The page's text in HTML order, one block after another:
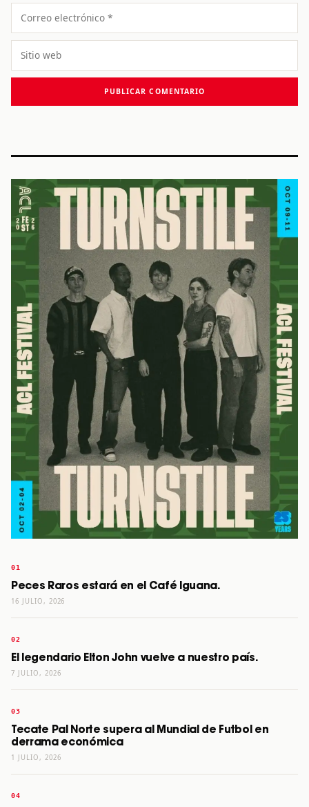
Correo
electrónico
Sitio
web
Peces Raros estará en el Café Iguana.
16 JULIO, 2026
El legendario Elton John vuelve a nuestro país.
7 JULIO, 2026
Tecate Pal Norte supera al Mundial de Futbol en
derrama económica
1 JULIO, 2026